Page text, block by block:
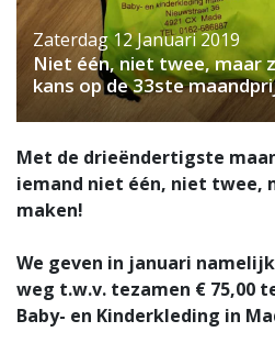
Zaterdag 12 Januari 2019
Niet één, niet twee, maar
kans op de 33ste
Met de drieëndertigste
iemand niet één, niet twee,
maken!
We geven in januari
weg t.w.v. tezamen € 75,00
Baby- en Kinderkleding in